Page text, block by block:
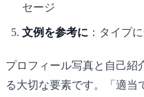
セージ
文例を参考に ：タイプ
プロフィール写真と自己紹
る大切な要素です。「適当